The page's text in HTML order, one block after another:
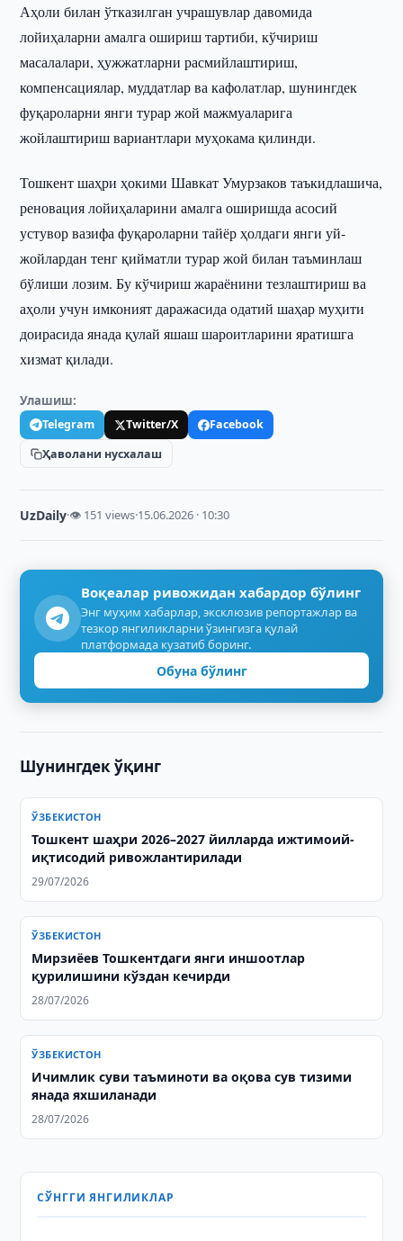
Аҳоли билан ўтказилган учрашувлар давомида
лойиҳаларни амалга ошириш тартиби, кўчириш
масалалари, ҳужжатларни расмийлаштириш,
компенсациялар, муддатлар ва кафолатлар, шунингдек
фуқароларни янги турар жой мажмуаларига
жойлаштириш вариантлари муҳокама қилинди.
Тошкент шаҳри ҳокими Шавкат Умурзаков таъкидлашича,
реновация лойиҳаларини амалга оширишда асосий
устувор вазифа фуқароларни тайёр ҳолдаги янги уй-
жойлардан тенг қийматли турар жой билан таъминлаш
бўлиши лозим. Бу кўчириш жараёнини тезлаштириш ва
аҳоли учун имконият даражасида одатий шаҳар муҳити
доирасида янада қулай яшаш шароитларини яратишга
хизмат қилади.
Улашиш:
Telegram Twitter/X
Facebook
Ҳаволани нусхалаш
UzDaily·👁 151 views·15.06.2026 · 10:30
Воқеалар ривожидан хабардор бўлинг
Энг муҳим хабарлар, эксклюзив репортажлар ва
тезкор янгиликларни ўзингизга қулай
платформада кузатиб боринг.
Обуна бўлинг
Шунингдек ўқинг
ЎЗБЕКИСТОН
Тошкент шаҳри 2026–2027 йилларда ижтимоий-
иқтисодий ривожлантирилади
29/07/2026
ЎЗБЕКИСТОН
Мирзиёев Тошкентдаги янги иншоотлар
қурилишини кўздан кечирди
28/07/2026
ЎЗБЕКИСТОН
Ичимлик суви таъминоти ва оқова сув тизими
янада яхшиланади
28/07/2026
СЎНГГИ ЯНГИЛИКЛАР